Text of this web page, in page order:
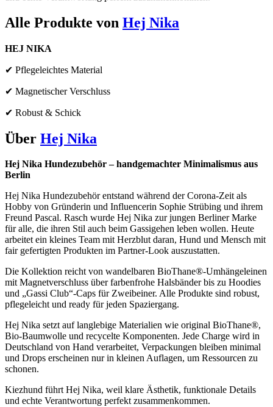
Alle Produkte von Hej Nika
HEJ NIKA
✔ Pflegeleichtes Material
✔ Magnetischer Verschluss
✔ Robust & Schick
Über Hej Nika
Hej Nika Hundezubehör – handgemachter Minimalismus aus
Berlin
Hej Nika Hundezubehör entstand während der Corona-Zeit als
Hobby von Gründerin und Influencerin Sophie Strübing und ihrem
Freund Pascal. Rasch wurde Hej Nika zur jungen Berliner Marke
für alle, die ihren Stil auch beim Gassi­gehen leben wollen. Heute
arbeitet ein kleines Team mit Herzblut daran, Hund und Mensch mit
fair gefertigten Produkten im Partner-Look auszustatten.
Die Kollektion reicht von wandelbaren BioThane®-Umhängeleinen
mit Magnet­verschluss über farbenfrohe Halsbänder bis zu Hoodies
und „Gassi Club“-Caps für Zweibeiner. Alle Produkte sind robust,
pflegeleicht und ready für jeden Spazier­gang.
Hej Nika setzt auf langlebige Materialien wie original BioThane®,
Bio-Baumwolle und recycelte Komponenten. Jede Charge wird in
Deutschland von Hand verarbeitet, Verpackungen bleiben minimal
und Drops erscheinen nur in kleinen Auflagen, um Ressourcen zu
schonen.
Kiezhund führt Hej Nika, weil klare Ästhetik, funktionale Details
und echte Verantwortung perfekt zusammen­kommen.